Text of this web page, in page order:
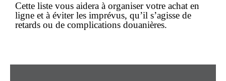
Cette liste vous aidera à organiser votre achat en
ligne et à éviter les imprévus, qu’il s’agisse de
retards ou de complications douanières.